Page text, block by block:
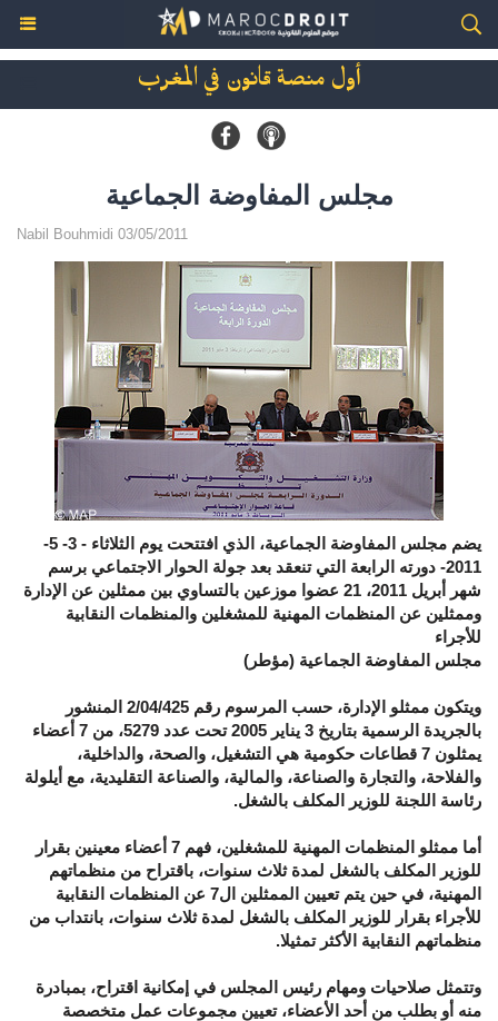
أول منصة قانون في المغرب
مجلس المفاوضة الجماعية
Nabil Bouhmidi 03/05/2011
يضم مجلس المفاوضة الجماعية، الذي افتتحت يوم الثلاثاء - 3- 5-
2011- دورته الرابعة التي تنعقد بعد جولة الحوار الاجتماعي برسم
شهر أبريل 2011، 21 عضوا موزعين بالتساوي بين ممثلين عن الإدارة
وممثلين عن المنظمات المهنية للمشغلين والمنظمات النقابية
للأجراء
مجلس المفاوضة الجماعية (مؤطر)
ويتكون ممثلو الإدارة، حسب المرسوم رقم 2/04/425 المنشور
بالجريدة الرسمية بتاريخ 3 يناير 2005 تحت عدد 5279، من 7 أعضاء
يمثلون 7 قطاعات حكومية هي التشغيل، والصحة، والداخلية،
والفلاحة، والتجارة والصناعة، والمالية، والصناعة التقليدية، مع أيلولة
رئاسة اللجنة للوزير المكلف بالشغل.
أما ممثلو المنظمات المهنية للمشغلين، فهم 7 أعضاء معينين بقرار
للوزير المكلف بالشغل لمدة ثلاث سنوات، باقتراح من منظماتهم
المهنية، في حين يتم تعيين الممثلين ال7 عن المنظمات النقابية
للأجراء بقرار للوزير المكلف بالشغل لمدة ثلاث سنوات، بانتداب من
منظماتهم النقابية الأكثر تمثيلا.
وتتمثل صلاحيات ومهام رئيس المجلس في إمكانية اقتراح، بمبادرة
منه أو بطلب من أحد الأعضاء، تعيين مجموعات عمل متخصصة